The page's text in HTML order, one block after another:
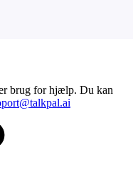
brug for hjælp. Du kan